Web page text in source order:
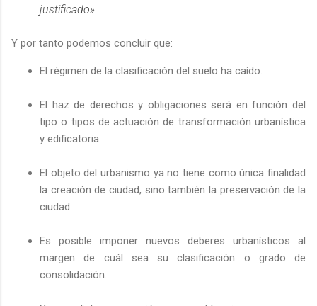
justificado».
Y por tanto podemos concluir que:
El régimen de la clasificación del suelo ha caído.
El haz de derechos y obligaciones será en función del
tipo o tipos de actuación de transformación urbanística
y edificatoria.
El objeto del urbanismo ya no tiene como única finalidad
la creación de ciudad, sino también la preservación de la
ciudad.
Es posible imponer nuevos deberes urbanísticos al
margen de cuál sea su clasificación o grado de
consolidación.